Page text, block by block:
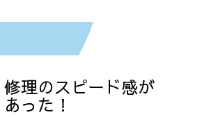
修理のスピード感が
あった！